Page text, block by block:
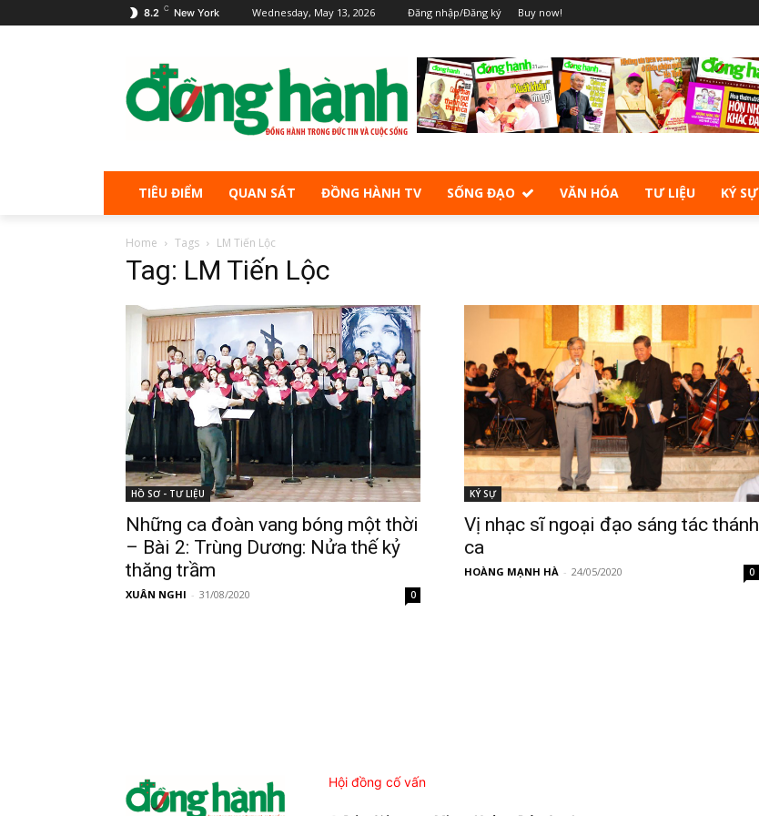
8.2 C New York Wednesday, May 13, 2026 Đăng nhập/Đăng ký Buy now!
TIÊU ĐIỂM QUAN SÁT ĐỒNG HÀNH TV SỐNG ĐẠO VĂN HÓA TƯ LIỆU KÝ SỰ
Home Tags LM Tiến Lộc
Tag: LM Tiến Lộc
HỒ SƠ - TƯ LIỆU
Những ca đoàn vang bóng một thời
– Bài 2: Trùng Dương: Nửa thế kỷ
thăng trầm
XUÂN NGHI - 31/08/2020 0
KÝ SỰ
Vị nhạc sĩ ngoại đạo sáng tác thánh
ca
HOÀNG MẠNH HÀ - 24/05/2020 0
Hội đồng cố vấn